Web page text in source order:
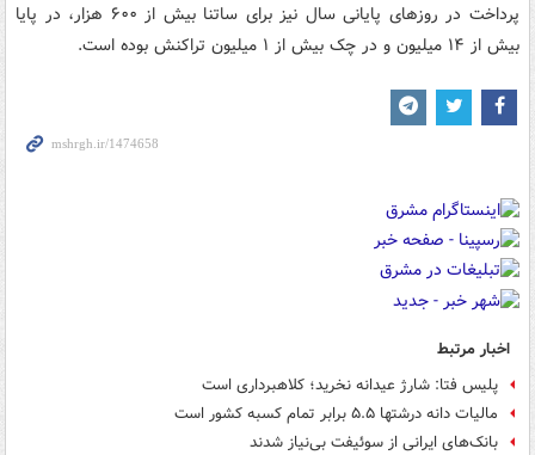
پرداخت در روزهای پایانی سال نیز برای ساتنا بیش از ۶۰۰ هزار، در پایا
بیش از ۱۴ میلیون و در چک بیش از ۱ میلیون تراکنش بوده است.
اخبار مرتبط
پلیس فتا: شارژ عیدانه نخرید؛ کلاهبرداری است
مالیات دانه درشتها ۵.۵ برابر تمام کسبه کشور است
بانک‌های ایرانی‌ از سوئیفت بی‌نیاز شدند